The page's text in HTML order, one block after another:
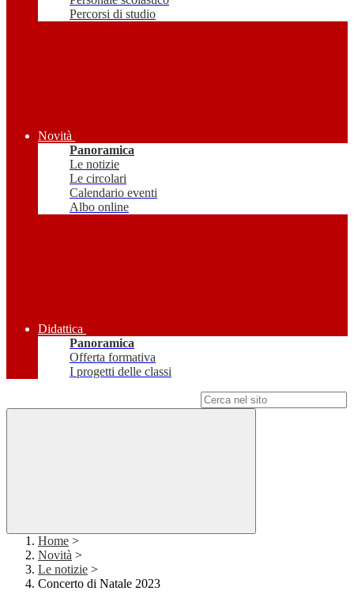
Percorsi di studio
Novità
Panoramica
Le notizie
Le circolari
Calendario eventi
Albo online
Didattica
Panoramica
Offerta formativa
I progetti delle classi
Home >
Novità >
Le notizie >
Concerto di Natale 2023